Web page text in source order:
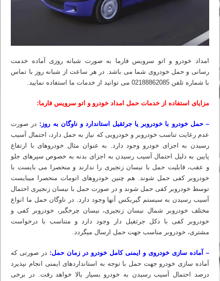
امداد خودرو و اتو سرویس فارما به صورت شبانه روزی آماده خدمت
رسانی و حمل خودروی شما می باشد. در هر ساعت از شبانه روز با تماس
با شماره تلفن 02188862085 می‏ توانید از خدمات ما استفاده نمایید.
مزایای استفاده از خدمات حمل امداد خودرو و اتو سرویس فارما:
– حمل خودرو با خودروبر یا جرثقیل استاندارد و ناوگان به روز: در صورت
عدم رعایت تناسب خودروبر و خودرویی که نیاز به حمل دارد، احتمال آسیب
رسیدن به اجزای خودرو وجود دارد. به عنوان مثال خودروهای با ارتفاع
پایین به دلیل احتمال آسیب رسیدن به اجزای بدنه به خصوص سپرهای جلو
و عقب، قابلیت حمل با نیسان زنجیری را ندارند و منحصرا می بایست با
خودروبر کفی حمل شوند. هم چنین خودروهای اتومات منحصرا می‏بایست
توسط خودروبر کفی حمل شوند و در صورت حمل با نیسان زنجیری احتمال
آسیب رسیدن به سیستم گیربکس آنها وجود دارد. در ناوگان حمل ما انواع
مختلف خودروبر شمال نیسان زنجیری، نیسان چرخگیر، خودروبر کفی و
خودروبر کفی با دکل جرثقیل دار وجود دارد و متناسب با درخواست
مشتری، خودروبر مناسب جهت حمل ارسال میگردد.
– آماده سازی خودروی و ایمنی کامل خودرو در زمان حمل: در صورتی که
آماده سازی خودرو جهت حمل با توجه به استانداردهای ایمنی انجام نپذیرد
درصد احتمال آسیب رسیدن به خودرو بسیار بالا خواهد رفت. در برخی